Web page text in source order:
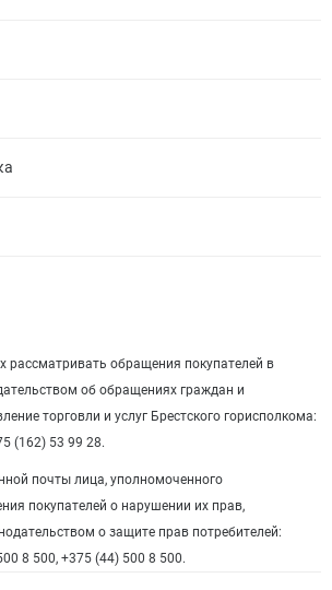
рассматривать обращения покупателей в
об обращениях граждан и
торговли и услуг Брестского горисполкома:
(162) 53 99 28.
почты лица, уполномоченного
покупателей о нарушении их прав,
о защите прав потребителей:
8 500, +375 (44) 500 8 500.